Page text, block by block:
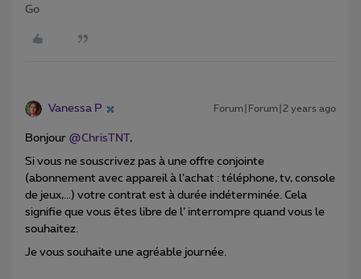
Go
Vanessa P Forum|Forum|2 years ago
Bonjour @ChrisTNT ,
Si vous ne souscrivez pas à une offre conjointe
(abonnement avec appareil à l’achat : téléphone, tv, console
de jeux,...) votre contrat est à durée indéterminée. Cela
signifie que vous êtes libre de l’ interrompre quand vous le
souhaitez.
Je vous souhaite une agréable journée.